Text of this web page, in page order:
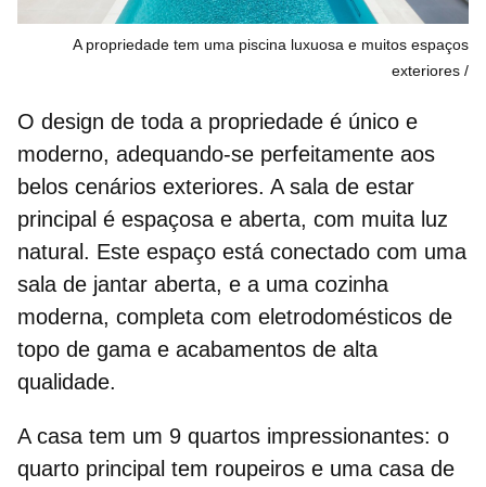
A propriedade tem uma piscina luxuosa e muitos espaços
exteriores
O design de toda a propriedade é único e
moderno, adequando-se perfeitamente aos
belos cenários exteriores. A sala de estar
principal é espaçosa e aberta, com muita luz
natural. Este espaço está conectado com uma
sala de jantar aberta, e a uma cozinha
moderna, completa com eletrodomésticos de
topo de gama e acabamentos de alta
qualidade.
A casa tem um 9 quartos impressionantes: o
quarto principal tem roupeiros e uma casa de